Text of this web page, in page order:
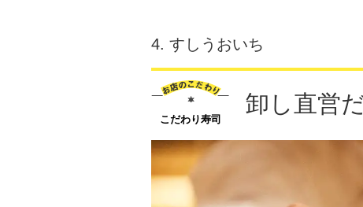
4. すしうおいち
こだわり寿司
卸し直営